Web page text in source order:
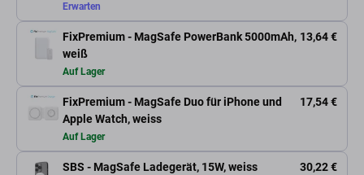
Erwarten
FixPremium - MagSafe PowerBank 5000mAh,
weiß
13,64 €
Auf Lager
FixPremium - MagSafe Duo für iPhone und
Apple Watch, weiss
17,54 €
Auf Lager
SBS - MagSafe Ladegerät, 15W, weiss 30,22 €